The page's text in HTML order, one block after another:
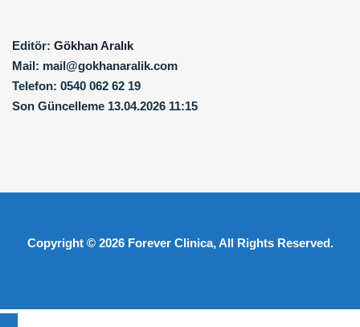
Editör: Gökhan Aralık
Mail: mail@gokhanaralik.com
Telefon: 0540 062 62 19
Son Güncelleme 13.04.2026 11:15
Copyright © 2026 Forever Clinica, All Rights Reserved.